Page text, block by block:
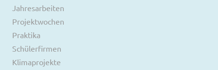
Jahresarbeiten
Projektwochen
Praktika
Schülerfirmen
Klimaprojekte